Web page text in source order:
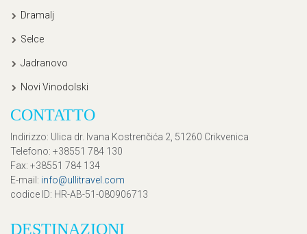
Dramalj
Selce
Jadranovo
Novi Vinodolski
CONTATTO
Indirizzo: Ulica dr. Ivana Kostrenčića 2, 51260 Crikvenica
Telefono: +38551 784 130
Fax: +38551 784 134
E-mail : info@ullitravel.com
codice ID: HR-AB-51-080906713
DESTINAZIONI